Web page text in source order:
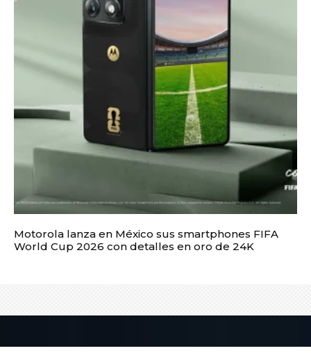
Motorola lanza en México sus smartphones FIFA
World Cup 2026 con detalles en oro de 24K